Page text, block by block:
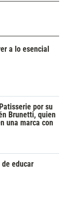
a lo esencial
por su
Brunetti, quien
una marca con
educar